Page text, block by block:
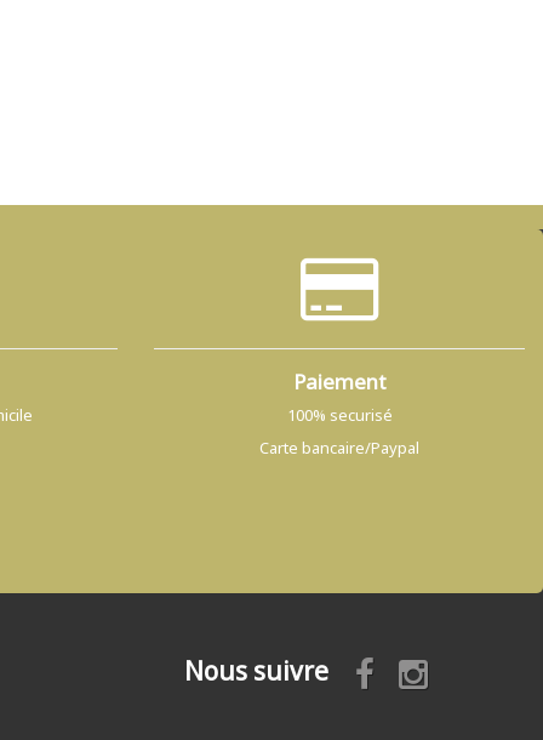
Paiement
100% securisé
Carte bancaire/Paypal
Nous suivre